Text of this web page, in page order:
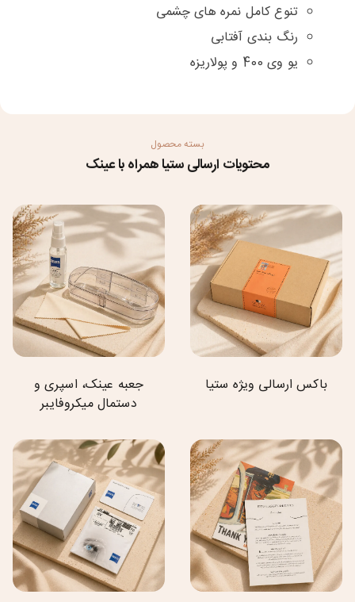
تنوع کامل نمره های چشمی
رنگ بندی آفتابی
یو وی 400 و پولاریزه
بسته محصول
محتویات ارسالی ستیا همراه با عینک
باکس ارسالی ویژه ستیا
جعبه عینک، اسپری و
دستمال میکروفایبر